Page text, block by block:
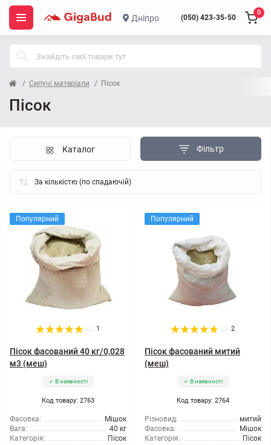
Дніпро (050) 423-35-50
0
Сипучі матеріали Пісок
Пісок
Фільтр
Каталог
Популярний
1
Пісок фасований 40 кг/0,028
м3 (меш)
В наявності
Код товару: 2763
Фасовка:
Мішок
Вага:
40 кг
Категорія:
Пісок
Популярний
2
Пісок фасований митий
(меш)
В наявності
Код товару: 2764
Різновид:
митий
Фасовка:
Мішок
Категорія:
Пісок